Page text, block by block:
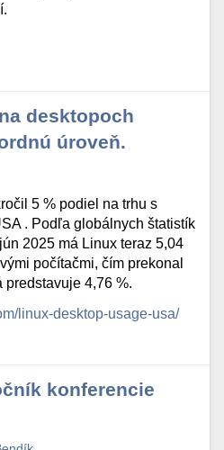
desktopoch
úroveň.
5 % podiel na trhu s
. Podľa globálnych štatistík
2025 má Linux teraz 5,04
počítačmi, čím prekonal
predstavuje 4,76 %.
linux-desktop-usage-usa/
konferencie